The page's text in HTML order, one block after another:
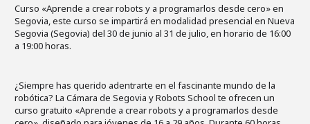
Curso «Aprende a crear robots y a programarlos desde cero» en
Segovia, este curso se impartirá en modalidad presencial en Nueva
Segovia (Segovia) del 30 de junio al 31 de julio, en horario de 16:00
a 19:00 horas.
¿Siempre has querido adentrarte en el fascinante mundo de la
robótica? La Cámara de Segovia y Robots School te ofrecen un
curso gratuito «Aprende a crear robots y a programarlos desde